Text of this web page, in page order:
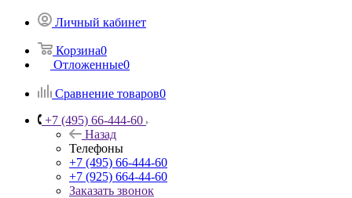
Личный кабинет
Корзина0
Отложенные0
Сравнение товаров0
+7 (495) 66-444-60
Назад
Телефоны
+7 (495) 66-444-60
+7 (925) 664-44-60
Заказать звонок